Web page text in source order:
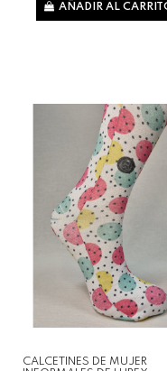
AÑADIR AL
CALCETINES DE MUJER